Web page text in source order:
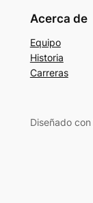
Acerca de
Equipo
Historia
Carreras
Diseñado con